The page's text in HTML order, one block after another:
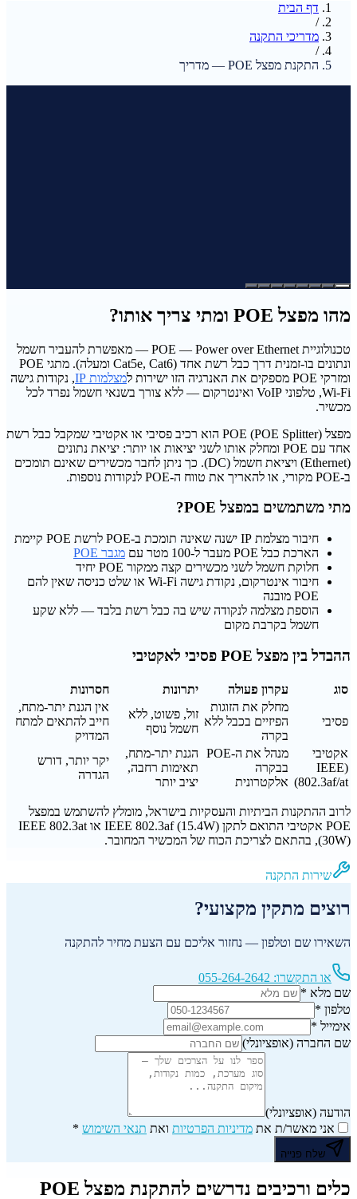
דף הבית
/
מדריכי התקנה
/
התקנת מפצל POE — מדריך
מהו מפצל POE ומתי צריך אותו?
טכנולוגיית POE — Power over Ethernet — מאפשרת להעביר חשמל
ונתונים בו-זמנית דרך כבל רשת אחד (Cat5e, Cat6 ומעלה). מתגי POE
ומזרקי POE מספקים את האנרגיה הזו ישירות ל
מצלמות IP
, נקודות גישה
Wi-Fi, טלפוני VoIP ואינטרקום — ללא צורך בשנאי חשמל נפרד לכל
מכשיר.
מפצל POE (POE Splitter) הוא רכיב פסיבי או אקטיבי שמקבל כבל רשת
אחד עם POE ומחלק אותו לשני יציאות או יותר: יציאת נתונים
(Ethernet) ויציאת חשמל (DC). כך ניתן לחבר מכשירים שאינם תומכים
ב-POE מקורי, או להאריך את טווח ה-POE לנקודות נוספות.
מתי משתמשים במפצל POE?
חיבור מצלמת IP ישנה שאינה תומכת ב-POE לרשת POE קיימת
הארכת כבל POE מעבר ל-100 מטר עם
מגבר POE
חלוקת חשמל לשני מכשירים קצה ממקור POE יחיד
חיבור אינטרקום, נקודת גישה Wi-Fi או שלט כניסה שאין להם
POE מובנה
הוספת מצלמה לנקודה שיש בה כבל רשת בלבד — ללא שקע
חשמל בקרבת מקום
ההבדל בין מפצל POE פסיבי לאקטיבי
סוג עקרון פעולה יתרונות חסרונות
פסיבי
מחלק את הזוגות
הפיזיים בכבל ללא
בקרה
זול, פשוט, ללא
חשמל נוסף
אין הגנת יתר-מתח,
חייב להתאים למתח
המדויק
אקטיבי
(IEEE
802.3af/at)
מנהל את ה-POE
בבקרה
אלקטרונית
הגנת יתר-מתח,
תאימות רחבה,
יציב יותר
יקר יותר, דורש
הגדרה
לרוב ההתקנות הביתיות והעסקיות בישראל, מומלץ להשתמש במפצל
POE אקטיבי התואם לתקן IEEE 802.3af (15.4W) או IEEE 802.3at
(30W), בהתאם לצריכת הכוח של המכשיר המחובר.
שירות התקנה
רוצים מתקין מקצועי?
השאירו שם וטלפון — נחזור אליכם עם הצעת מחיר להתקנה
או התקשרו: 055-264-2642
שם מלא *
טלפון *
אימייל *
שם החברה (אופציונלי)
הודעה (אופציונלי)
אני מאשר/ת את מדיניות הפרטיות ואת תנאי השימוש *
שלח פנייה
כלים ורכיבים נדרשים להתקנת מפצל POE